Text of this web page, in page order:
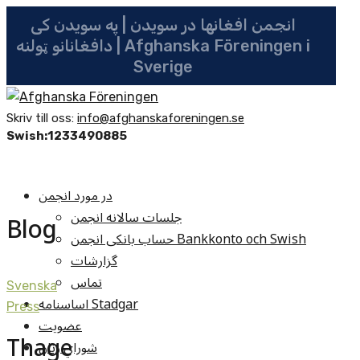
انجمن افغانها در سویدن | په سویدن کی
دافغانانو ټولنه | Afghanska Föreningen i
Sverige
Skriv till oss: info@afghanskaforeningen.se
Swish:1233490885
در مورد انجمن
جلسات سالانه انجمن
حساب بانکی انجمن Bankkonto och Swish
گزارشات
تماس
اساسنامه Stadgar
عضویت
شوراي زنان
Blog
Svenska
Press
Thage